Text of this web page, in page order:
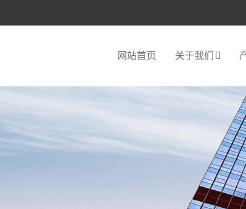
网站首页 关于我们